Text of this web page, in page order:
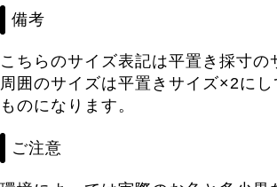
備考
こちらのサイズ表記は平置き採寸の
周囲のサイズは平置きサイズ×2にし
ものになります。
ご注意